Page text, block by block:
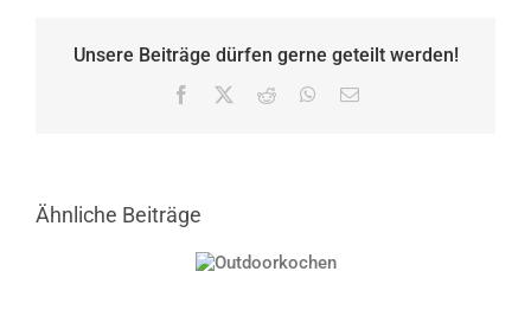
Unsere Beiträge dürfen gerne geteilt werden!
Facebook Reddit WhatsApp
E-
Ähnliche Beiträge